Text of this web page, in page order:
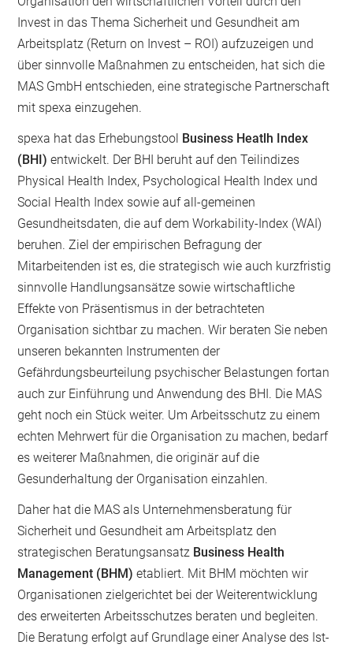
Invest in das Thema Sicherheit und Gesundheit am
Arbeitsplatz (Return on Invest – ROI) aufzuzeigen und
über sinnvolle Maßnahmen zu entscheiden, hat sich die
MAS GmbH entschieden, eine strategische Partnerschaft
mit spexa einzugehen.
spexa hat das Erhebungstool Business Heatlh Index
(BHI) entwickelt. Der BHI beruht auf den Teilindizes
Physical Health Index, Psychological Health Index und
Social Health Index sowie auf all-gemeinen
Gesundheitsdaten, die auf dem Workability-Index (WAI)
beruhen. Ziel der empirischen Befragung der
Mitarbeitenden ist es, die strategisch wie auch kurzfristig
sinnvolle Handlungsansätze sowie wirtschaftliche
Effekte von Präsentismus in der betrachteten
Organisation sichtbar zu machen. Wir beraten Sie neben
unseren bekannten Instrumenten der
Gefährdungsbeurteilung psychischer Belastungen fortan
auch zur Einführung und Anwendung des BHI. Die MAS
geht noch ein Stück weiter. Um Arbeitsschutz zu einem
echten Mehrwert für die Organisation zu machen, bedarf
es weiterer Maßnahmen, die originär auf die
Gesunderhaltung der Organisation einzahlen.
Daher hat die MAS als Unternehmensberatung für
Sicherheit und Gesundheit am Arbeitsplatz den
strategischen Beratungsansatz Business Health
Management (BHM) etabliert. Mit BHM möchten wir
Organisationen zielgerichtet bei der Weiterentwicklung
des erweiterten Arbeitsschutzes beraten und begleiten.
Die Beratung erfolgt auf Grundlage einer Analyse des Ist-